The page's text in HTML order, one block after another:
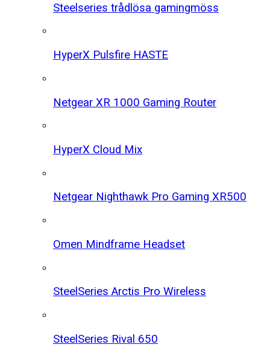
Steelseries trådlösa gamingmöss
HyperX Pulsfire HASTE
Netgear XR 1000 Gaming Router
HyperX Cloud Mix
Netgear Nighthawk Pro Gaming XR500
Omen Mindframe Headset
SteelSeries Arctis Pro Wireless
SteelSeries Rival 650